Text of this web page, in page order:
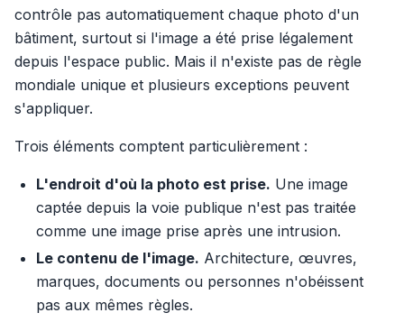
contrôle pas automatiquement chaque photo d'un
bâtiment, surtout si l'image a été prise légalement
depuis l'espace public. Mais il n'existe pas de règle
mondiale unique et plusieurs exceptions peuvent
s'appliquer.
Trois éléments comptent particulièrement :
L'endroit d'où la photo est prise. Une image
captée depuis la voie publique n'est pas traitée
comme une image prise après une intrusion.
Le contenu de l'image. Architecture, œuvres,
marques, documents ou personnes n'obéissent
pas aux mêmes règles.